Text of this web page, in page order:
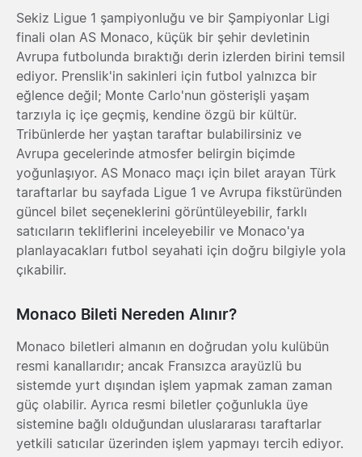
Sekiz Ligue 1 şampiyonluğu ve bir Şampiyonlar Ligi
finali olan AS Monaco, küçük bir şehir devletinin
Avrupa futbolunda bıraktığı derin izlerden birini temsil
ediyor. Prenslik'in sakinleri için futbol yalnızca bir
eğlence değil; Monte Carlo'nun gösterişli yaşam
tarzıyla iç içe geçmiş, kendine özgü bir kültür.
Tribünlerde her yaştan taraftar bulabilirsiniz ve
Avrupa gecelerinde atmosfer belirgin biçimde
yoğunlaşıyor. AS Monaco maçı için bilet arayan Türk
taraftarlar bu sayfada Ligue 1 ve Avrupa fikstüründen
güncel bilet seçeneklerini görüntüleyebilir, farklı
satıcıların tekliflerini inceleyebilir ve Monaco'ya
planlayacakları futbol seyahati için doğru bilgiyle yola
çıkabilir.
Monaco Bileti Nereden Alınır?
Monaco biletleri almanın en doğrudan yolu kulübün
resmi kanallarıdır; ancak Fransızca arayüzlü bu
sistemde yurt dışından işlem yapmak zaman zaman
güç olabilir. Ayrıca resmi biletler çoğunlukla üye
sistemine bağlı olduğundan uluslararası taraftarlar
yetkili satıcılar üzerinden işlem yapmayı tercih ediyor.